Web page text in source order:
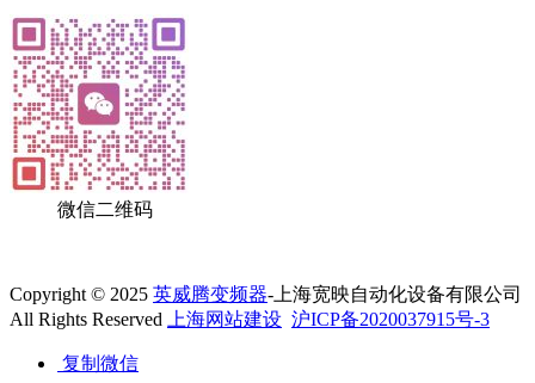
微信二维码
Copyright © 2025 英威腾变频器-上海宽映自动化设备有限公司
All Rights Reserved
上海网站建设 沪ICP备2020037915号-3
复制微信